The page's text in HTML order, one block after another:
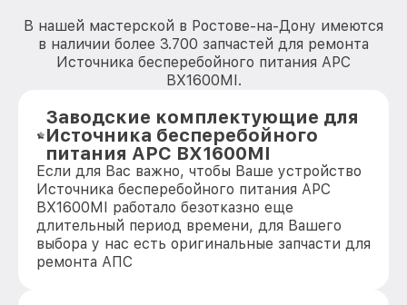
В нашей мастерской в Ростове-на-Дону имеются
в наличии более 3.700 запчастей для ремонта
Источника бесперебойного питания APC
BX1600MI.
Заводские комплектующие для
Источника бесперебойного
питания APC BX1600MI
Если для Вас важно, чтобы Ваше устройство
Источника бесперебойного питания APC
BX1600MI работало безотказно еще
длительный период времени, для Вашего
выбора у нас есть оригинальные запчасти для
ремонта АПС